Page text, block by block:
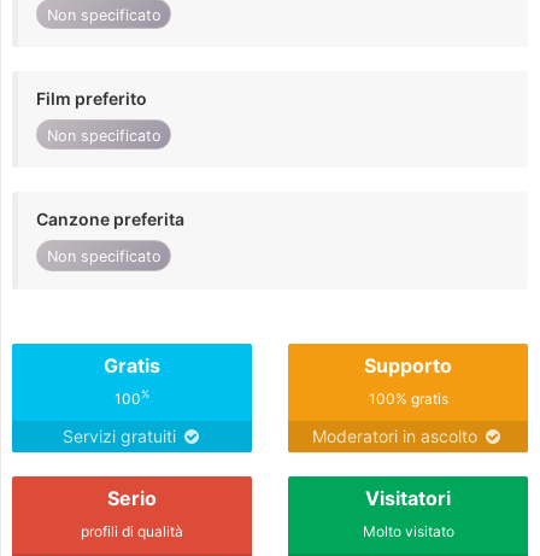
Non specificato
Film preferito
Non specificato
Canzone preferita
Non specificato
Gratis
100%
Servizi gratuiti
Supporto
100% gratis
Moderatori in ascolto
Serio
profili di qualità
Visitatori
Molto visitato